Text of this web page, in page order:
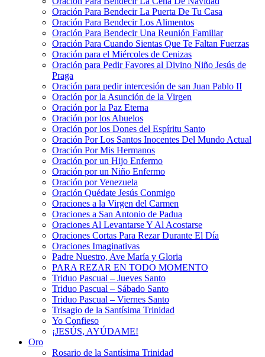
Oración Para Bendecir La Puerta De Tu Casa
Oración Para Bendecir Los Alimentos
Oración Para Bendecir Una Reunión Familiar
Oración Para Cuando Sientas Que Te Faltan Fuerzas
Oración para el Miércoles de Cenizas
Oración para Pedir Favores al Divino Niño Jesús de
Praga
Oración para pedir intercesión de san Juan Pablo II
Oración por la Asunción de la Virgen
Oración por la Paz Eterna
Oración por los Abuelos
Oración por los Dones del Espíritu Santo
Oración Por Los Santos Inocentes Del Mundo Actual
Oración Por Mis Hermanos
Oración por un Hijo Enfermo
Oración por un Niño Enfermo
Oración por Venezuela
Oración Quédate Jesús Conmigo
Oraciones a la Virgen del Carmen
Oraciones a San Antonio de Padua
Oraciones Al Levantarse Y Al Acostarse
Oraciones Cortas Para Rezar Durante El Día
Oraciones Imaginativas
Padre Nuestro, Ave María y Gloria
PARA REZAR EN TODO MOMENTO
Triduo Pascual – Jueves Santo
Triduo Pascual – Sábado Santo
Triduo Pascual – Viernes Santo
Trisagio de la Santísima Trinidad
Yo Confieso
¡JESÚS, AYÚDAME!
Oro
Rosario de la Santísima Trinidad